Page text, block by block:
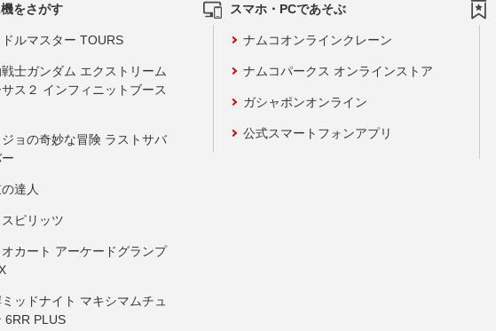
をさがす
ルマスター TOURS
士ガンダム エクストリーム
ス２ インフィニットブース
ョの奇妙な冒険 ラストサバ
達人
ピリッツ
カート アーケードグランプ
ッドナイト マキシマムチュ
6RR PLUS
スマホ・PCであそぶ
ナムコオンラインクレーン
ナムコパークス オンラインストア
ガシャポンオンライン
公式スマートフォンアプリ